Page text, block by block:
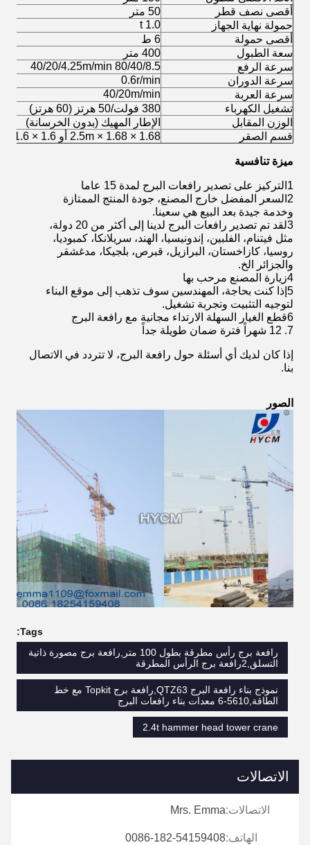
أقصى نصف قطر
50 متر
حمولة نهاية الجهاز
1.0 t
أقصى حمولة
6 ط
سعة الطبول
400 متر
سرعة الرفع
80/40/8.5 40/20/4.25m/min
سرعة الدوران
0.6r/min
سرعة العربة
40/20m/min
تشغيل الكهرباء
380 فولت/50 هرتز (60 هرتز)
الوزن المقابل
الإطار المهيك (بدون الخرسانة)
قسم الصقر
1.68 × 1.68 × 2.5m أو 1.6 × 1.6 × 2.5m
ميزة تنافسية
1التركيز على تصدير رافعات البرج لمدة 15 عاما
2السعر المفضل خارج المصنع، جودة المنتج الممتازة
وخدمة جيدة بعد البيع هي سعينا.
3لقد تم تصدير رافعات البرج لدينا إلى أكثر من 20 دولة،
مثل فيتنام، الفلبين، إندونيسيا، الهند، سريلانكا، كمبوديا،
روسيا، كازاخستان، البرازيل، قبرص، بلجيكا، مدغشقر
والجزائر الخ.
4زيارة المصنع مرحب بها
5إذا كنت بحاجة، المهندسين سوف تذهب إلى موقع البناء
لتوجيه التثبيت وتجربة تشغيل.
6قطع الغيار السهلة الارتداء مجانية مع رافعة البرج
7. 12 شهراً فترة ضمان طويلة جداً
إذا كان لديك أي أسئلة حول رافعة البرج، لا تتردد في الاتصال
بنا.
الصور
Tags:
رافعة برج رأس مطرقة بطول 100 متر,رافعة برج مصورة ذاتية
التسلق,2رافعة برج الرأس المطرقة
نموذج بناء رافعة البرج QTZ63,رافعة برج Topkit مع خط
الطاقة,5610-6 معدات بناء رافعات البرج
2.4t hammer head tower crane
الاتصالات
الاتصالات:Mrs. Emma
الهاتف:0086-182-54159408